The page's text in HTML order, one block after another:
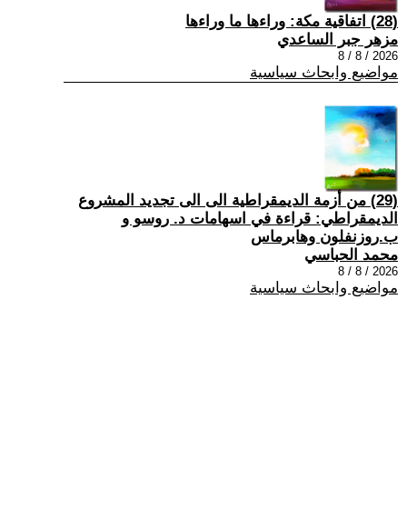
(28) اتفاقية مكة: وراءها ما وراءها
مزهر جبر الساعدي
2026 / 8 / 8
مواضيع وابحاث سياسية
(29) من أزمة الديمقراطية الى الى تجديد المشروع
الديمقراطي: قراءة في اسهامات د. روسو و
ب.روزنفلون وهابرماس
محمد الحباسي
2026 / 8 / 8
مواضيع وابحاث سياسية